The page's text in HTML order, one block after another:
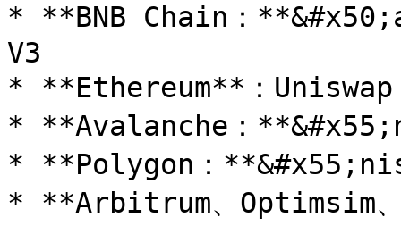
* **BNB Chain：
V3
* **Ethereum**：Uniswap
* **Avalanche：
* **Polygon：
* **Arbitrum、Optimsim